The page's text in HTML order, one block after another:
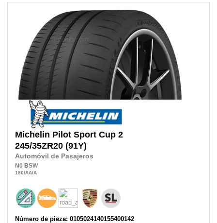
Michelin Pilot Sport Cup 2
245/35ZR20 (91Y)
Automóvil de Pasajeros
N0 BSW
180/AA/A
Número de pieza: 0105024140155400142